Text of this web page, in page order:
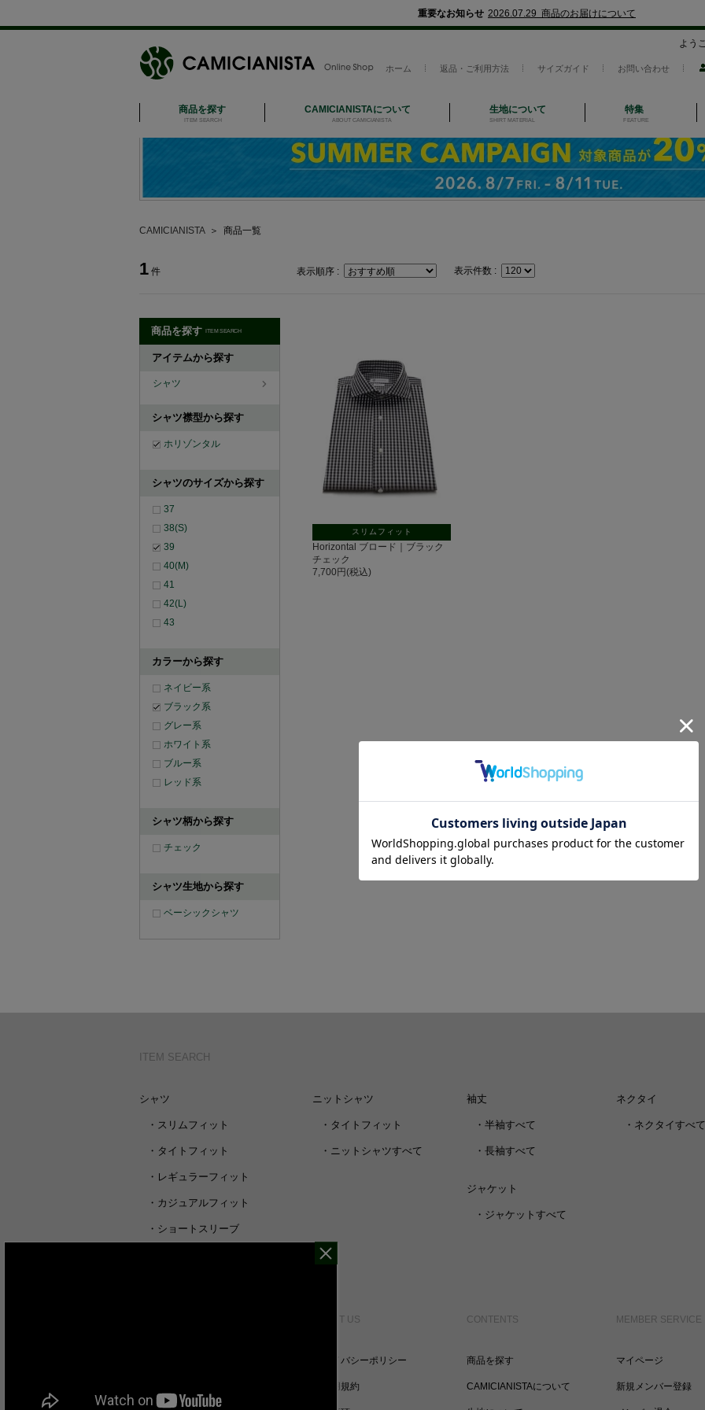
重要なお知らせ 2026.07.29 商品のお届けについて
よう
ホーム 返品・ご利用方法 サイズガイド お問い合わせ
商品を探す
ITEM SEARCH
CAMICIANISTAについて
ABOUT CAMICIANISTA
生地について
SHIRT MATERIAL
特集
FEATURE
CAMICIANISTA＞ 商品一覧
1 件 表示順序 : 表示件数 :
商品を探す ITEM SEARCH
アイテムから探す
シャツ
シャツ襟型から探す
ホリゾンタル
シャツのサイズから探す
37
38(S)
39
40(M)
41
42(L)
43
カラーから探す
ネイビー系
ブラック系
グレー系
ホワイト系
ブルー系
レッド系
シャツ柄から探す
チェック
シャツ生地から探す
ベーシックシャツ
スリムフィット
Horizontal ブロード｜ブラック
チェック
7,700円(税込)
ITEM SEARCH
シャツ
・ スリムフィット
・ タイトフィット
・ レギュラーフィット
・ カジュアルフィット
・ ショートスリーブ
ニットシャツ
・ タイトフィット
・ ニットシャツすべて
袖丈
・ 半袖すべて
・ 長袖すべて
ジャケット
・ ジャケットすべて
ネクタイ
・ ネクタイすべて
ABOUT US
プライバシーポリシー
ご利用規約
CONTENTS
商品を探す
CAMICIANISTAについて
MEMBER SERVICE
マイページ
新規メンバー登録